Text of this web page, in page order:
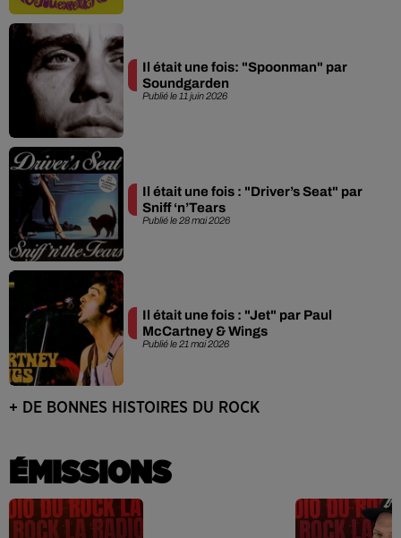
Publié le 11 juin 2026
Il était une fois: "Spoonman" par
Soundgarden
Publié le 28 mai 2026
Il était une fois : "Driver’s Seat" par
Sniff ‘n’Tears
Publié le 21 mai 2026
Il était une fois : "Jet" par Paul
McCartney & Wings
+ DE BONNES HISTOIRES DU ROCK
ÉMISSIONS